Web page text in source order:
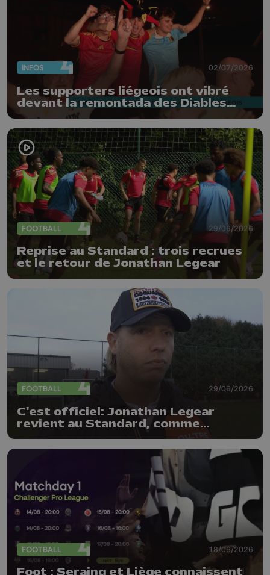
INFOS 02/07/2026
Les supporters liégeois ont vibré
devant la remontada des Diables
Rouges
FOOTBALL 29/06/2026
Reprise au Standard : trois recrues
et le retour de Jonathan Legear
FOOTBALL 29/06/2026
C'est officiel: Jonathan Legear
revient au Standard, comme
entraîneur adjoint
FOOTBALL 18/06/2026
Foot : Seraing et Liège connaissent